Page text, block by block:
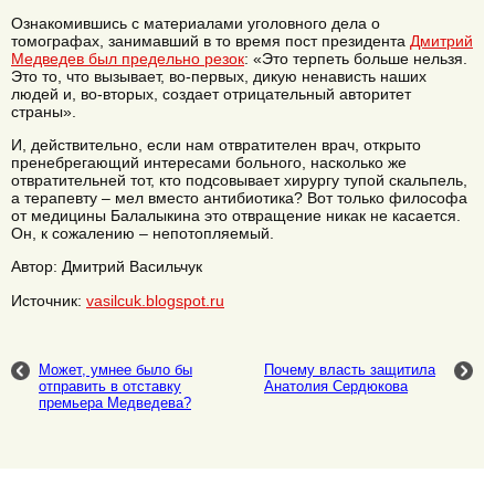
Ознакомившись с материалами уголовного дела о
томографах, занимавший в то время пост президента Дмитрий
Медведев был предельно резок: «Это терпеть больше нельзя.
Это то, что вызывает, во-первых, дикую ненависть наших
людей и, во-вторых, создает отрицательный авторитет
страны».
И, действительно, если нам отвратителен врач, открыто
пренебрегающий интересами больного, насколько же
отвратительней тот, кто подсовывает хирургу тупой скальпель,
а терапевту – мел вместо антибиотика? Вот только философа
от медицины Балалыкина это отвращение никак не касается.
Он, к сожалению – непотопляемый.
Автор: Дмитрий Васильчук
Источник: vasilcuk.blogspot.ru
Может, умнее было бы
отправить в отставку
премьера Медведева?
Почему власть защитила
Анатолия Сердюкова